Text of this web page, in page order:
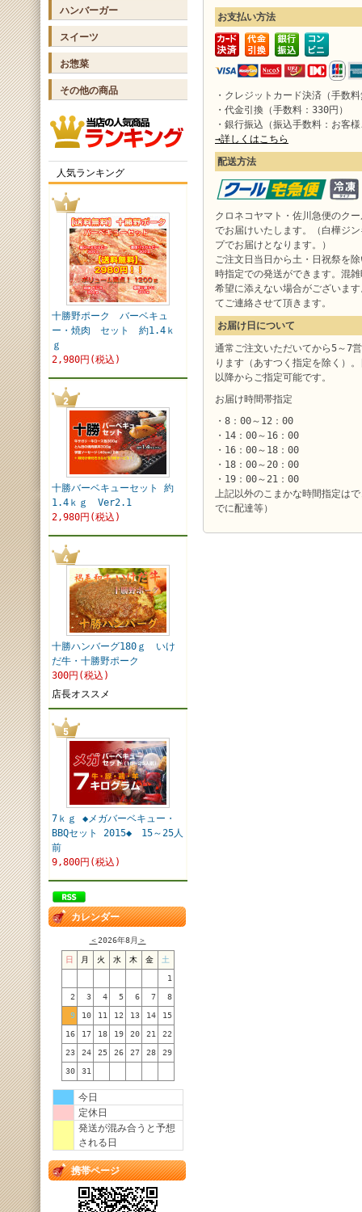
ハンバーガー
スイーツ
お惣菜
その他の商品
人気ランキング
十勝野ポーク バーベキュ
ー・焼肉 セット 約1.4ｋ
ｇ
2,980円(税込)
十勝バーベキューセット 約
1.4ｋｇ Ver2.1
2,980円(税込)
十勝ハンバーグ180ｇ いけ
だ牛・十勝野ポーク
300円(税込)
店長オススメ
7ｋｇ ◆メガバーベキュー・
BBQセット 2015◆ 15～25人
前
9,800円(税込)
カレンダー
＜2026年8月 ＞
日 月 火 水 木 金 土
1
2 3 4 5 6 7 8
9 10 11 12 13 14 15
16 17 18 19 20 21 22
23 24 25 26 27 28 29
30 31
今日
定休日
発送が混み合うと予想
される日
携帯ページ
お支払い方法
・クレジットカード決済（手数
・代金引換（手数料：330円）
・銀行振込（振込手数料：お客
→詳しくはこちら
配送方法
クロネコヤマト・佐川急便のク
でお届けいたします。（白樺ジ
プでお届けとなります。）
ご注文日当日から土・日祝祭を
時指定での発送ができます。混
希望に添えない場合がございま
てご連絡させて頂きます。
お届け日について
通常ご注文いただいてから5～7
ります（あすつく指定を除く）
以降からご指定可能です。
お届け時間帯指定
・8：00～12：00
・14：00～16：00
・16：00～18：00
・18：00～20：00
・19：00～21：00
上記以外のこまかな時間指定は
でに配達等）